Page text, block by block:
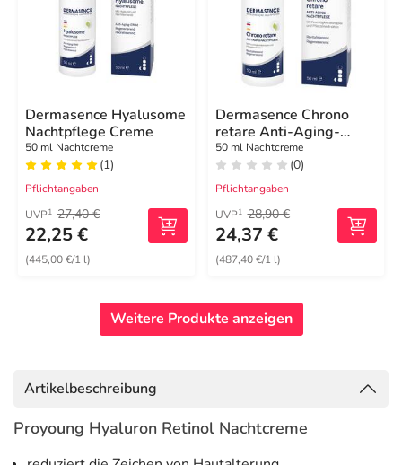
Dermasence Hyalusome
Nachtpflege Creme
50 ml Nachtcreme
(1)
Pflichtangaben
UVP1 27,40 €
22,25 €
(445,00 €/1 l)
Dermasence Chrono
retare Anti-Aging-
Nachtpflege
50 ml Nachtcreme
(0)
Pflichtangaben
UVP1 28,90 €
24,37 €
(487,40 €/1 l)
Weitere Produkte anzeigen
Artikelbeschreibung
Proyoung Hyaluron Retinol Nachtcreme